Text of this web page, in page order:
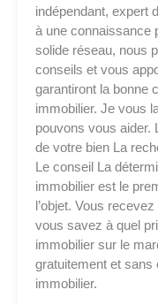
indépendant, expert
à une connaissance
solide réseau, nous
conseils et vous
garantiront la bonne
immobilier. Je vous
pouvons vous aider.
de votre bien La
Le conseil La
immobilier est le
l’objet. Vous
vous savez à quel
immobilier sur le
gratuitement et sans
immobilier.